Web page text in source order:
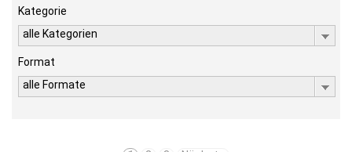
Kategorie
alle Kategorien
Format
alle Formate